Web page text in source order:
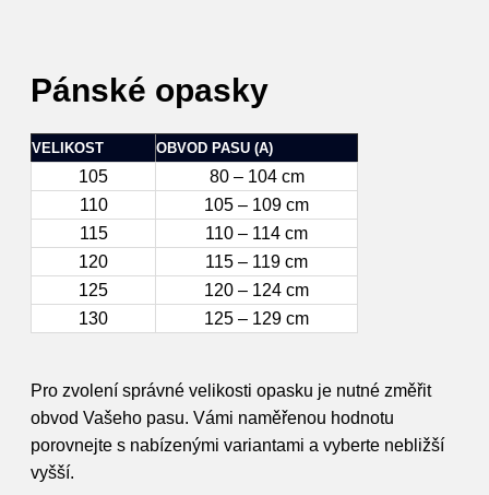
Pánské opasky
VELIKOST OBVOD PASU (A)
105
80 – 104 cm
110
105 – 109 cm
115
110 – 114 cm
120
115 – 119 cm
125
120 – 124 cm
130
125 – 129 cm
Pro zvolení správné velikosti opasku je nutné změřit
obvod Vašeho pasu. Vámi naměřenou hodnotu
porovnejte s nabízenými variantami a vyberte nebližší
vyšší.